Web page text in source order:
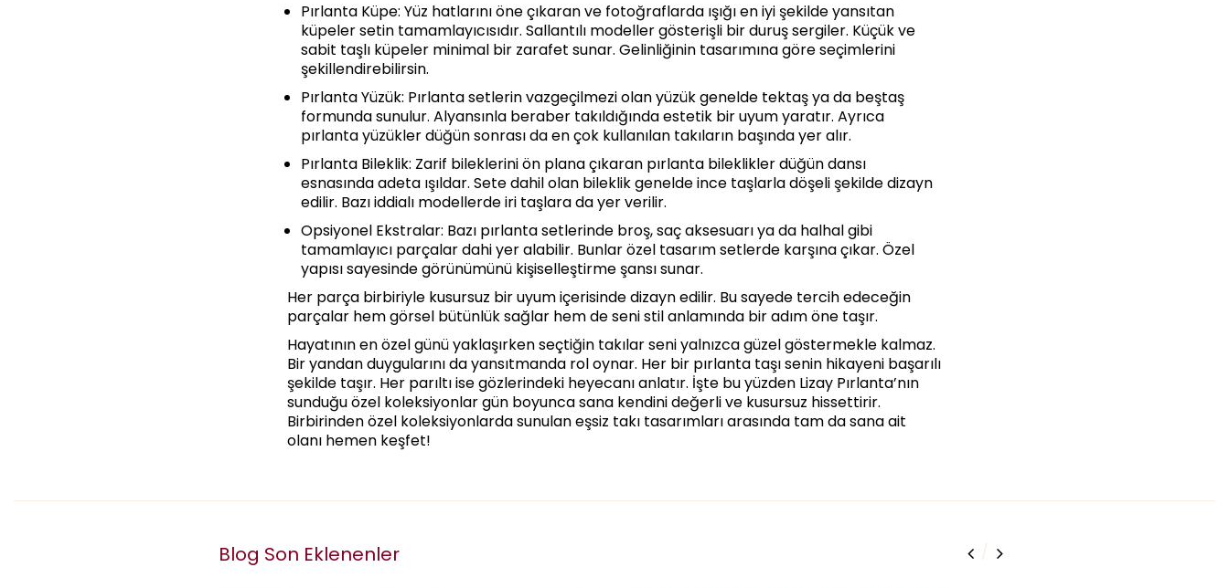
Pırlanta Küpe: Yüz hatlarını öne çıkaran ve fotoğraflarda ışığı en iyi şekilde yansıtan
küpeler setin tamamlayıcısıdır. Sallantılı modeller gösterişli bir duruş sergiler. Küçük ve
sabit taşlı küpeler minimal bir zarafet sunar. Gelinliğinin tasarımına göre seçimlerini
şekillendirebilirsin.
Pırlanta Yüzük: Pırlanta setlerin vazgeçilmezi olan yüzük genelde tektaş ya da beştaş
formunda sunulur. Alyansınla beraber takıldığında estetik bir uyum yaratır. Ayrıca
pırlanta yüzükler düğün sonrası da en çok kullanılan takıların başında yer alır.
Pırlanta Bileklik: Zarif bileklerini ön plana çıkaran pırlanta bileklikler düğün dansı
esnasında adeta ışıldar. Sete dahil olan bileklik genelde ince taşlarla döşeli şekilde dizayn
edilir. Bazı iddialı modellerde iri taşlara da yer verilir.
Opsiyonel Ekstralar: Bazı pırlanta setlerinde broş, saç aksesuarı ya da halhal gibi
tamamlayıcı parçalar dahi yer alabilir. Bunlar özel tasarım setlerde karşına çıkar. Özel
yapısı sayesinde görünümünü kişiselleştirme şansı sunar.
Her parça birbiriyle kusursuz bir uyum içerisinde dizayn edilir. Bu sayede tercih edeceğin
parçalar hem görsel bütünlük sağlar hem de seni stil anlamında bir adım öne taşır.
Hayatının en özel günü yaklaşırken seçtiğin takılar seni yalnızca güzel göstermekle kalmaz.
Bir yandan duygularını da yansıtmanda rol oynar. Her bir pırlanta taşı senin hikayeni başarılı
şekilde taşır. Her parıltı ise gözlerindeki heyecanı anlatır. İşte bu yüzden Lizay Pırlanta’nın
sunduğu özel koleksiyonlar gün boyunca sana kendini değerli ve kusursuz hissettirir.
Birbirinden özel koleksiyonlarda sunulan eşsiz takı tasarımları arasında tam da sana ait
olanı hemen keşfet!
Blog Son Eklenenler /